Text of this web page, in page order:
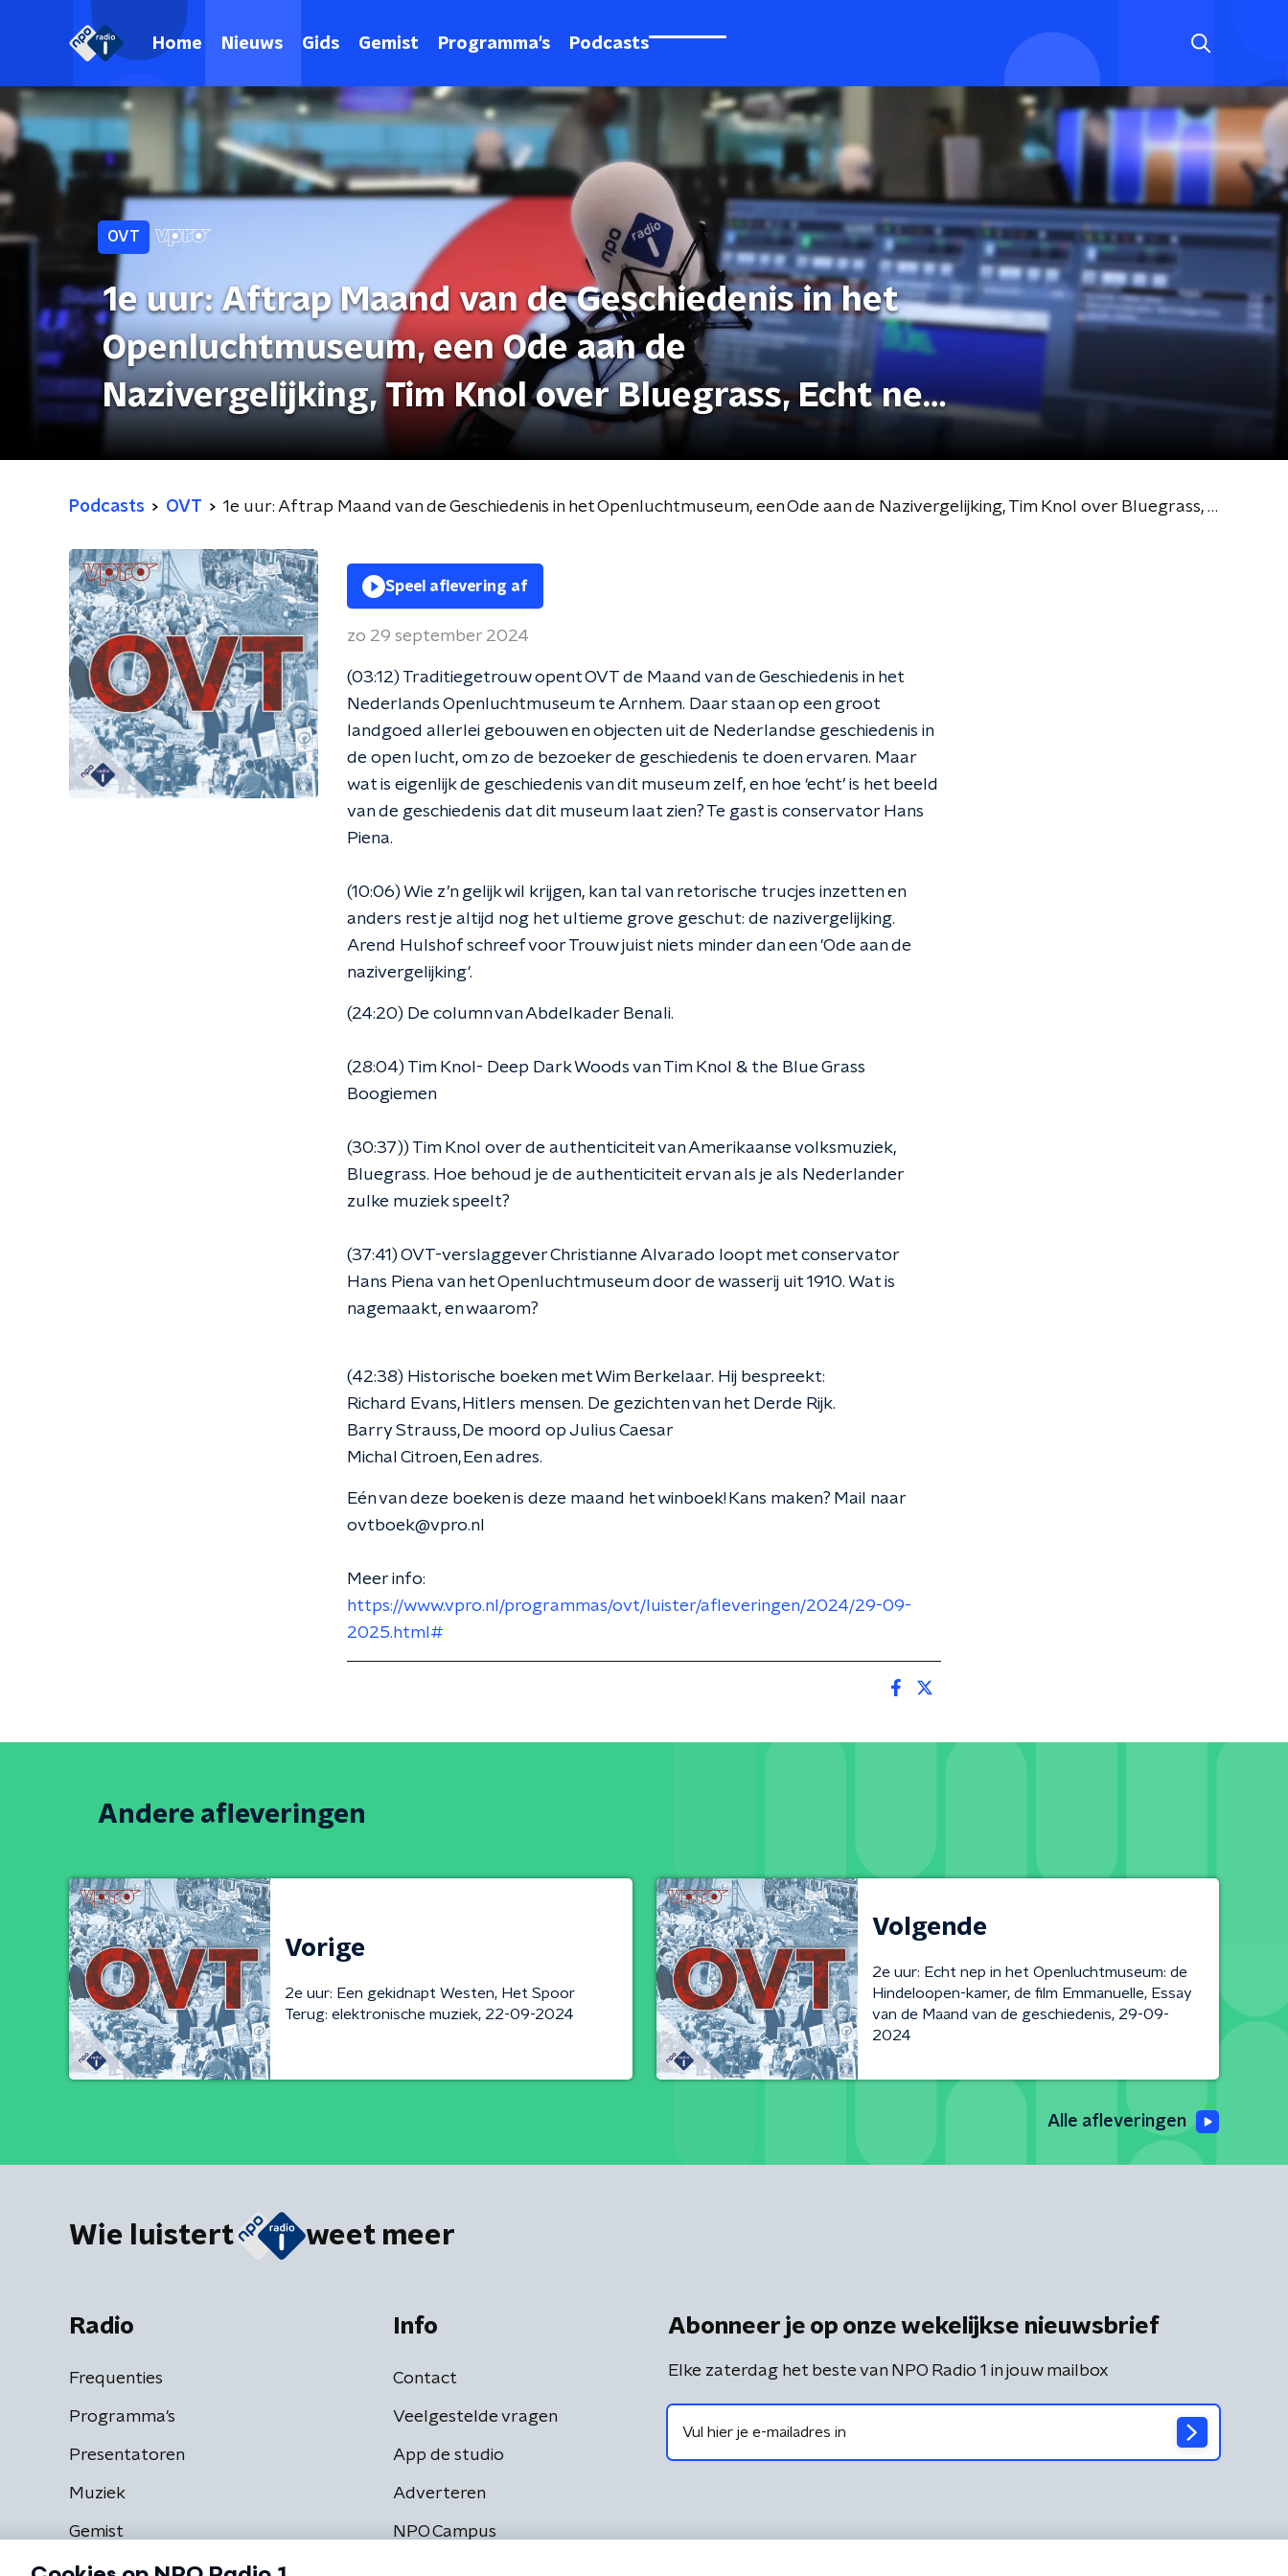
Home Nieuws Gids Gemist Programma's Podcasts
OVT
1e uur: Aftrap Maand van de Geschiedenis in het
Openluchtmuseum, een Ode aan de
Nazivergelijking, Tim Knol over Bluegrass, Echt nep
in het Openluchtmuseum: de wasserij, 29-09-2024
Podcasts OVT 1e uur: Aftrap Maand van de Geschiedenis in het Openluchtmuseum, een Ode aan de Nazivergelijking, Tim Knol over Bluegrass, Echt nep in het Openluchtmuseum: de wasserij, 29-09-2024
Speel aflevering af
zo 29 september 2024
(03:12) Traditiegetrouw opent OVT de Maand van de Geschiedenis in het
Nederlands Openluchtmuseum te Arnhem. Daar staan op een groot
landgoed allerlei gebouwen en objecten uit de Nederlandse geschiedenis in
de open lucht, om zo de bezoeker de geschiedenis te doen ervaren. Maar
wat is eigenlijk de geschiedenis van dit museum zelf, en hoe ‘echt’ is het beeld
van de geschiedenis dat dit museum laat zien? Te gast is conservator Hans
Piena.
(10:06) Wie z’n gelijk wil krijgen, kan tal van retorische trucjes inzetten en
anders rest je altijd nog het ultieme grove geschut: de nazivergelijking.
Arend Hulshof schreef voor Trouw juist niets minder dan een 'Ode aan de
nazivergelijking'.
(24:20) De column van Abdelkader Benali.
(28:04) Tim Knol- Deep Dark Woods van Tim Knol & the Blue Grass
Boogiemen
(30:37)) Tim Knol over de authenticiteit van Amerikaanse volksmuziek,
Bluegrass. Hoe behoud je de authenticiteit ervan als je als Nederlander
zulke muziek speelt?
(37:41) OVT-verslaggever Christianne Alvarado loopt met conservator
Hans Piena van het Openluchtmuseum door de wasserij uit 1910. Wat is
nagemaakt, en waarom?
(42:38) Historische boeken met Wim Berkelaar. Hij bespreekt:
Richard Evans, Hitlers mensen. De gezichten van het Derde Rijk.
Barry Strauss, De moord op Julius Caesar
Michal Citroen, Een adres.
Eén van deze boeken is deze maand het winboek! Kans maken? Mail naar
ovtboek@vpro.nl
Meer info:
https://www.vpro.nl/programmas/ovt/luister/afleveringen/2024/29-09-
2025.html#
Andere afleveringen
Vorige
2e uur: Een gekidnapt Westen, Het Spoor
Terug: elektronische muziek, 22-09-2024
Volgende
2e uur: Echt nep in het Openluchtmuseum: de
Hindeloopen-kamer, de film Emmanuelle, Essay
van de Maand van de geschiedenis, 29-09-
2024
Alle afleveringen
Wie luistert weet meer
Radio
Frequenties
Programma's
Presentatoren
Muziek
Gemist
Info
Contact
Veelgestelde vragen
App de studio
Adverteren
NPO Campus
Abonneer je op onze wekelijkse nieuwsbrief
Elke zaterdag het beste van NPO Radio 1 in jouw mailbox